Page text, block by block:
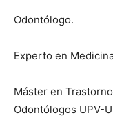
Odontólogo.
Experto en
Máster en
Odontólogos UPV-